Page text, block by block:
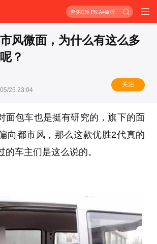
奔驰C旅 PK A4旅行
风微面，为什么有这么多
？
25 23:04
关注
面包车也是挺有研究的，旗下的面
向都市风，那么这款优胜2代真的
的车主们是这么说的。